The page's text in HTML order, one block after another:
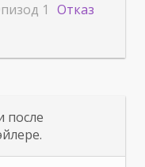
1 Отказ
после